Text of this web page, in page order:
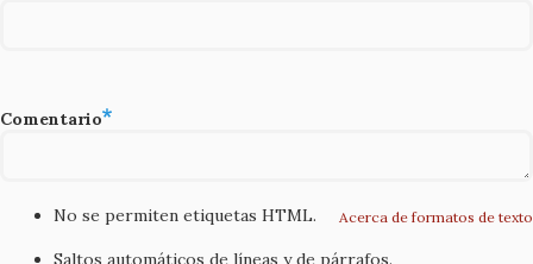
Comentario
Acerca de formatos de texto
No se permiten etiquetas HTML.
Saltos automáticos de líneas y de párrafos.